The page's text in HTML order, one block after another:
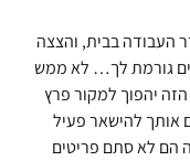
העבודה בבית, והצצה
גורמת לך… לא ממש
יהפוך למקור פרץ
אותך להישאר פעיל
הם לא סתם פריטים